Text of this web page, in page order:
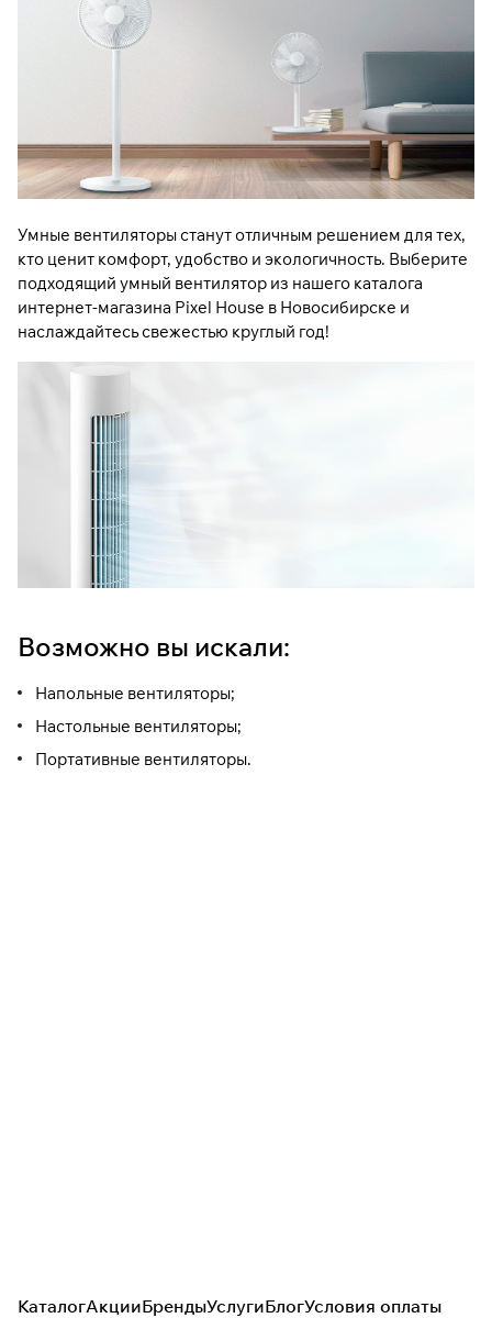
Умные вентиляторы станут отличным решением для тех,
кто ценит комфорт, удобство и экологичность. Выберите
подходящий умный вентилятор из нашего каталога
интернет-магазина Pixel House в Новосибирске и
наслаждайтесь свежестью круглый год!
Возможно вы искали:
Напольные вентиляторы;
Настольные вентиляторы;
Портативные вентиляторы.
КаталогАкцииБрендыУслугиБлогУсловия оплаты